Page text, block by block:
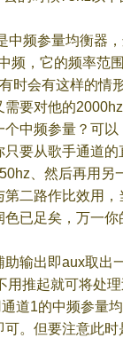
中频参量均衡器
频，它的频率范
时会有这样的情
需要对他的2000hz
中频参量？可
要从歌手通道
、然后再用
二路作比效用
已足矣，万一
助输出即aux取出
用推起就可将处
道1的中频参量
。但要注意此